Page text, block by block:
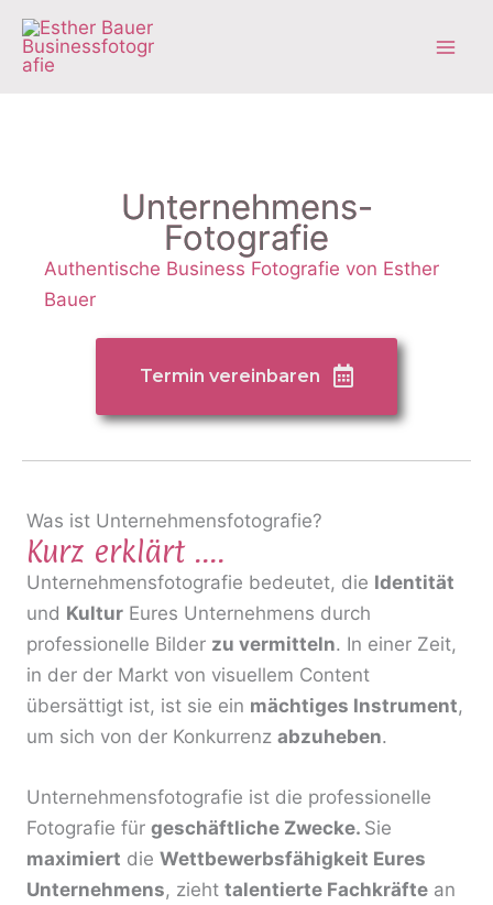
Zum
Inhalt
springen
Unternehmens-
Fotografie
Authentische Business Fotografie von Esther
Bauer
Termin vereinbaren
Was ist Unternehmensfotografie?
Kurz erklärt ....
Unternehmensfotografie bedeutet, die Identität
und Kultur Eures Unternehmens durch
professionelle Bilder zu vermitteln. In einer Zeit,
in der der Markt von visuellem Content
übersättigt ist, ist sie ein mächtiges Instrument,
um sich von der Konkurrenz abzuheben.
Unternehmensfotografie ist die professionelle
Fotografie für geschäftliche Zwecke. Sie
maximiert die Wettbewerbsfähigkeit Eures
Unternehmens, zieht talentierte Fachkräfte an